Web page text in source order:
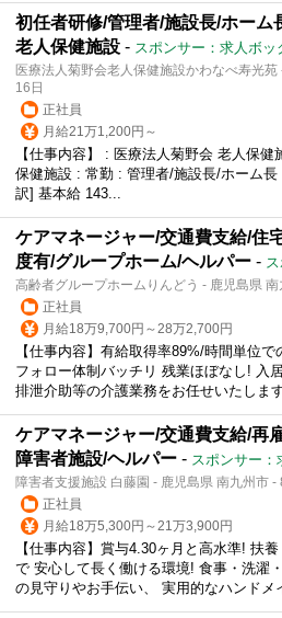
初任者研修/管理者/施設長/ホーム
老人保健施設 - スポンサー：求人ボッ
医療法人菊野会老人保健施設かわなべ寿光苑
16日
正社員
月給21万1,200円～
【仕事内容】 : 医療法人菊野会 老人保
保健施設 : 常勤 : 管理者/施設長/ホーム
訳] 基本給 143...
ケアマネージャー/交通費支給/住
度有/グループホーム/ヘルパー -
高齢者グループホームりんどう - 鹿児島県 南
正社員
月給18万9,700円～28万2,700円
【仕事内容】有給取得率89%/時間単位
フォロー体制バッチリ 残業ほぼなし! 入
排泄介助等の介護業務をお任せいたしま
ケアマネージャー/交通費支給/再
障害者施設/ヘルパー - スポンサー：
障害者支援施設 白藤園 - 鹿児島県 南九州市 -
正社員
月給18万5,300円～21万3,900円
【仕事内容】賞与4.30ヶ月と高水準! 扶
で 安心して長く働ける環境! 食事・洗濯
の見守りやお手伝い、 実用的なハンドメ